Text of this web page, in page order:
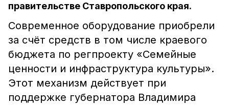
правительстве Ставропольского края.
Современное оборудование приобрели
за счёт средств в том числе краевого
бюджета по регпроекту «Семейные
ценности и инфраструктура культуры».
Этот механизм действует при
поддержке губернатора Владимира